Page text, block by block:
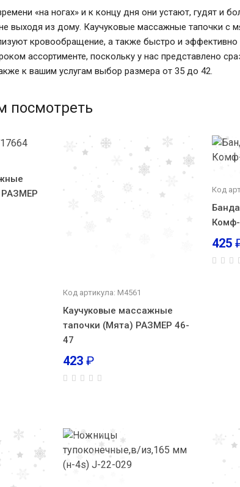
«на ногах» и к концу дня они устают, гудят и
выходя из дому. Каучуковые массажные тапочки с
кровообращение, а также быстро и
ассортименте, поскольку у нас представлено
к вашим услугам выбор размера от 35 до 42.
посмотреть
РАЗМЕР
Код артикула: М4561
Каучуковые массажные
тапочки (Мята) РАЗМЕР 46-
47
423 ₽
Код
425